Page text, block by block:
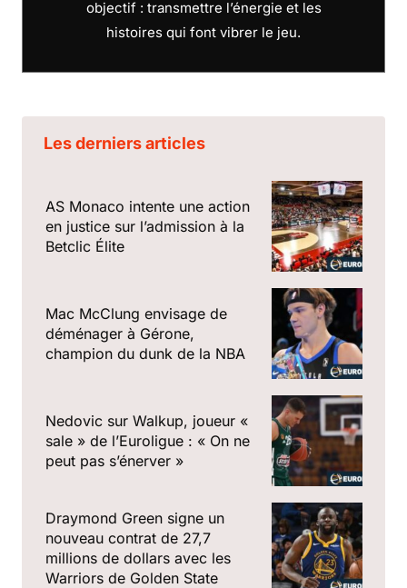
objectif : transmettre l’énergie et les
histoires qui font vibrer le jeu.
Les derniers articles
AS Monaco intente une action
en justice sur l’admission à la
Betclic Élite
Mac McClung envisage de
déménager à Gérone,
champion du dunk de la NBA
Nedovic sur Walkup, joueur «
sale » de l’Euroligue : « On ne
peut pas s’énerver »
Draymond Green signe un
nouveau contrat de 27,7
millions de dollars avec les
Warriors de Golden State